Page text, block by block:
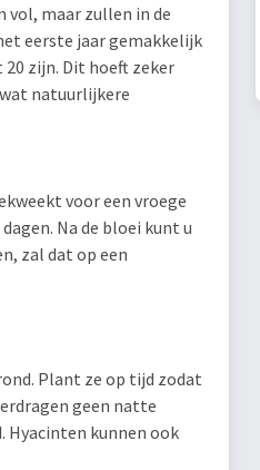
vol, maar zullen in de
eerste jaar gemakkelijk
zijn. Dit hoeft zeker
natuurlijkere
voor een vroege
Na de bloei kunt u
zal dat op een
Plant ze op tijd zodat
geen natte
Hyacinten kunnen ook